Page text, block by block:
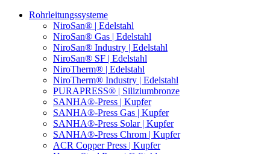
Rohrleitungssysteme
NiroSan® | Edelstahl
NiroSan® Gas | Edelstahl
NiroSan® Industry | Edelstahl
NiroSan® SF | Edelstahl
NiroTherm® | Edelstahl
NiroTherm® Industry | Edelstahl
PURAPRESS® | Siliziumbronze
SANHA®-Press | Kupfer
SANHA®-Press Gas | Kupfer
SANHA®-Press Solar | Kupfer
SANHA®-Press Chrom | Kupfer
ACR Copper Press | Kupfer